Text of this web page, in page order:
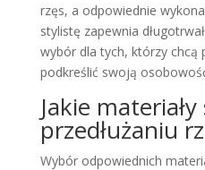
rzęs, a odpowiednie
stylistę zapewnia
wybór dla tych, którzy chcą
podkreślić swoją
Jakie
przedłużaniu
Wybór odpowiednich